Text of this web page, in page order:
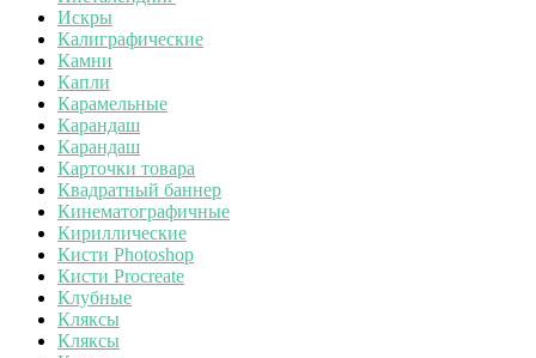
Искры
Калиграфические
Камни
Капли
Карамельные
Карандаш
Карандаш
Карточки товара
Квадратный баннер
Кинематографичные
Кириллические
Кисти Photoshop
Кисти Procreate
Клубные
Кляксы
Кляксы